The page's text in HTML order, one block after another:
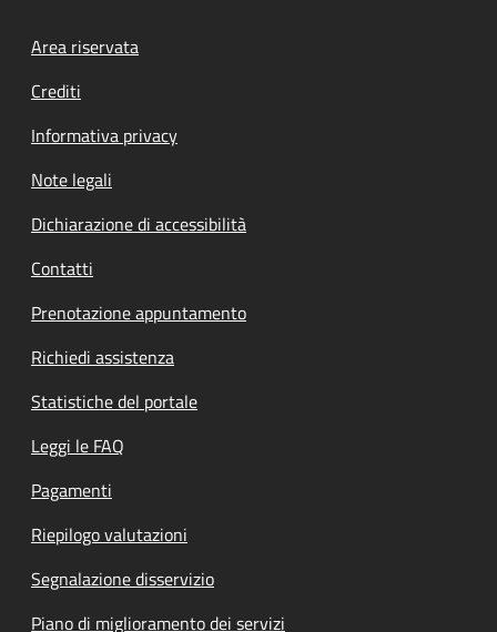
Footer menu
Area riservata
Crediti
Informativa privacy
Note legali
Dichiarazione di accessibilità
Contatti
Prenotazione appuntamento
Richiedi assistenza
Statistiche del portale
Leggi le FAQ
Pagamenti
Riepilogo valutazioni
Segnalazione disservizio
Piano di miglioramento dei servizi